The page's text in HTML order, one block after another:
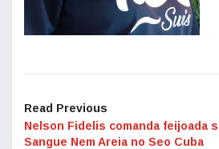
Read Previous
Nelson Fidelis comanda feijoada
Sangue Nem Areia no Seo Cuba